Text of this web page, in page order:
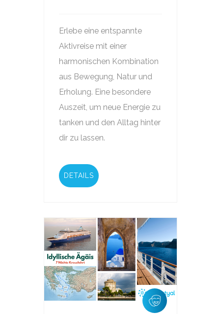
Erlebe eine entspannte
Aktivreise mit einer
harmonischen Kombination
aus Bewegung, Natur und
Erholung. Eine besondere
Auszeit, um neue Energie zu
tanken und den Alltag hinter
dir zu lassen.
DETAILS